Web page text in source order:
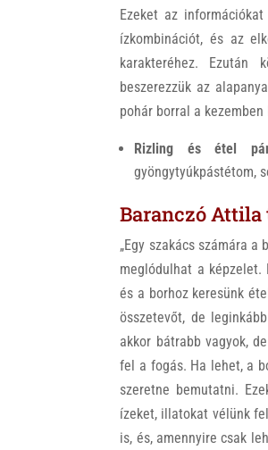
Ezeket az
ízkombinációt, és az
karakteréhez. Ezután
beszerezzük az
pohár borral a
Rizling és étel
gyöngytyúkpástétom,
Baranczó
„Egy szakács számára
meglódulhat a képzelet.
és a borhoz keresünk
összetevőt, de
akkor bátrabb vagyok,
fel a fogás. Ha lehet, a
szeretne bemutatni.
ízeket, illatokat vélünk
is, és, amennyire csak